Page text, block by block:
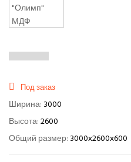
Под заказ
Ширина: 3000
Высота:2600
Общий размер: 3000х2600х600